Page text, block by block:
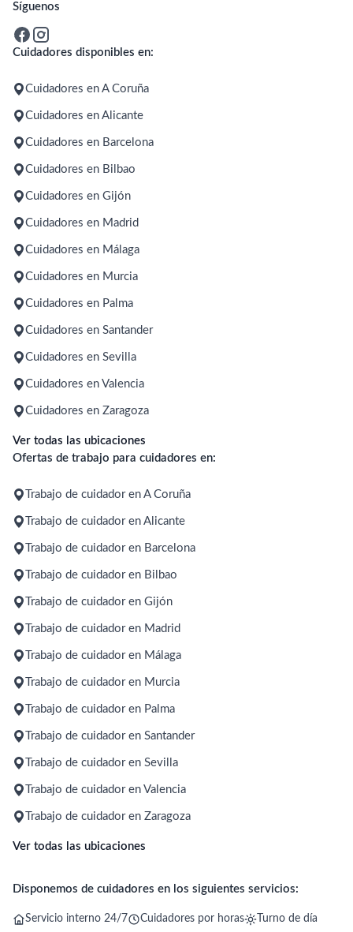
Síguenos
Cuidadores disponibles en:
Cuidadores en A Coruña
Cuidadores en Alicante
Cuidadores en Barcelona
Cuidadores en Bilbao
Cuidadores en Gijón
Cuidadores en Madrid
Cuidadores en Málaga
Cuidadores en Murcia
Cuidadores en Palma
Cuidadores en Santander
Cuidadores en Sevilla
Cuidadores en Valencia
Cuidadores en Zaragoza
Ver todas las ubicaciones
Ofertas de trabajo para cuidadores en:
Trabajo de cuidador en A Coruña
Trabajo de cuidador en Alicante
Trabajo de cuidador en Barcelona
Trabajo de cuidador en Bilbao
Trabajo de cuidador en Gijón
Trabajo de cuidador en Madrid
Trabajo de cuidador en Málaga
Trabajo de cuidador en Murcia
Trabajo de cuidador en Palma
Trabajo de cuidador en Santander
Trabajo de cuidador en Sevilla
Trabajo de cuidador en Valencia
Trabajo de cuidador en Zaragoza
Ver todas las ubicaciones
Disponemos de cuidadores en los siguientes servicios:
Servicio interno 24/7 Cuidadores por horas Turno de día